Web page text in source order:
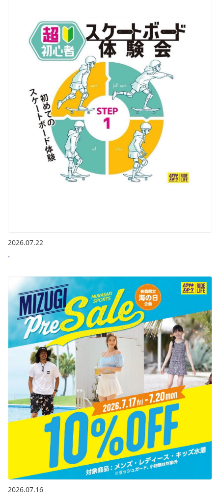
2026.07.22
.
2026.07.16